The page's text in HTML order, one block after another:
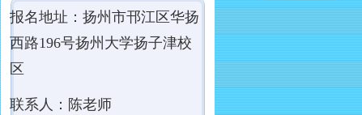
报名地址：扬州市邗江区华扬
西路196号扬州大学扬子津校
区
联系人：陈老师